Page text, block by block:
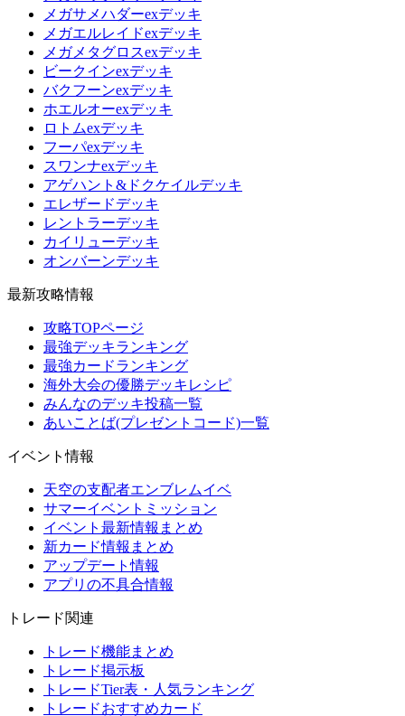
メガサメハダーexデッキ
メガエルレイドexデッキ
メガメタグロスexデッキ
ビークインexデッキ
バクフーンexデッキ
ホエルオーexデッキ
ロトムexデッキ
フーパexデッキ
スワンナexデッキ
アゲハント&ドクケイルデッキ
エレザードデッキ
レントラーデッキ
カイリューデッキ
オンバーンデッキ
最新攻略情報
攻略TOPページ
最強デッキランキング
最強カードランキング
海外大会の優勝デッキレシピ
みんなのデッキ投稿一覧
あいことば(プレゼントコード)一覧
イベント情報
天空の支配者エンブレムイベ
サマーイベントミッション
イベント最新情報まとめ
新カード情報まとめ
アップデート情報
アプリの不具合情報
トレード関連
トレード機能まとめ
トレード掲示板
トレードTier表・人気ランキング
トレードおすすめカード